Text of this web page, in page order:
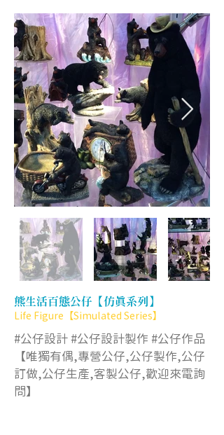
熊生活百態公仔【仿真系列】
Life Figure【Simulated Series】
#公仔設計 #公仔設計製作 #公仔作品
【唯獨有偶,專營公仔,公仔製作,公仔
訂做,公仔生產,客製公仔,歡迎來電詢
問】